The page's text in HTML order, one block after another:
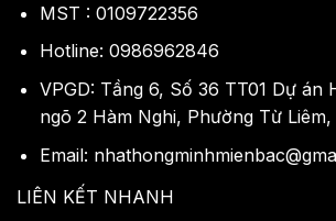
MST : 0109722356
Hotline: 0986962846
VPGD: Tầng 6, Số 36 TT01 Dự án
ngõ 2 Hàm Nghi, Phường Từ
Email:
LIÊN KẾT NHANH